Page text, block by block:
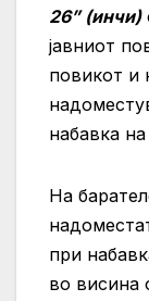
26” (инчи)
јавниот
повикот и
набавка
На
при
во висина